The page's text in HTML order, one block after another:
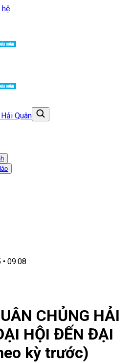
hệ
Quân
09:08
CHỦNG HẢI
HỘI ĐẾN ĐẠI
kỳ trước)